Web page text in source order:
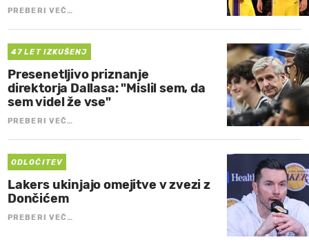
PREBERI VEČ…
47 LET IZKUŠENJ
Presenetljivo priznanje
direktorja Dallasa: "Mislil sem, da
sem videl že vse"
PREBERI VEČ…
ODLOČITEV
Lakers ukinjajo omejitve v zvezi z
Dončićem
PREBERI VEČ…